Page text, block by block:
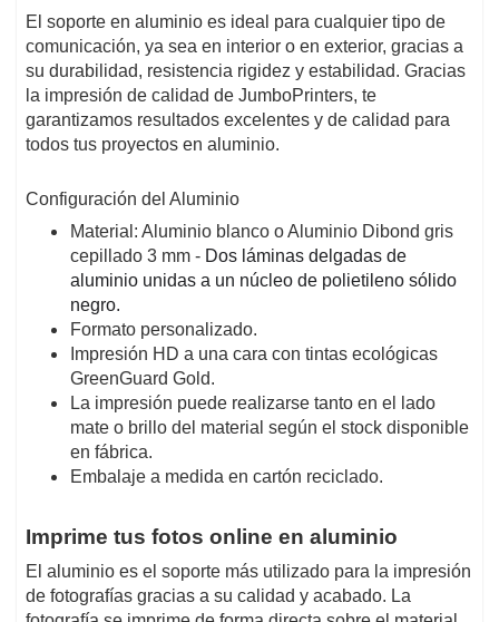
El soporte en aluminio es ideal para cualquier tipo de
comunicación, ya sea en interior o en exterior, gracias a
su durabilidad, resistencia rigidez y estabilidad. Gracias
la impresión de calidad de JumboPrinters, te
garantizamos resultados excelentes y de calidad para
todos tus proyectos en aluminio.
Configuración del Aluminio
Material: Aluminio blanco o Aluminio Dibond gris
cepillado 3 mm - Dos láminas delgadas de
aluminio unidas a un núcleo de polietileno sólido
negro.
Formato personalizado.
Impresión HD a una cara con tintas ecológicas
GreenGuard Gold.
La impresión puede realizarse tanto en el lado
mate o brillo del material según el stock disponible
en fábrica.
Embalaje a medida en cartón reciclado.
Imprime tus fotos online en aluminio
El aluminio es el soporte más utilizado para la impresión
de fotografías gracias a su calidad y acabado. La